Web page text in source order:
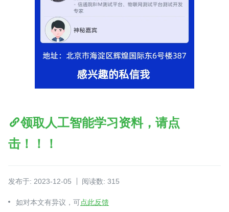
领取人工智能学习资料，请点
击！！！
发布于: 2023-12-05 阅读数: 315
如对本文有异议，可点此反馈